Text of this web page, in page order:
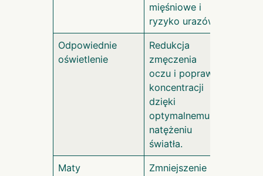
mięśniowe i
ryzyko urazów.
Odpowiednie
oświetlenie
Redukcja
zmęczenia
oczu i poprawa
koncentracji
dzięki
optymalnemu
natężeniu
światła.
Maty
Zmniejszenie